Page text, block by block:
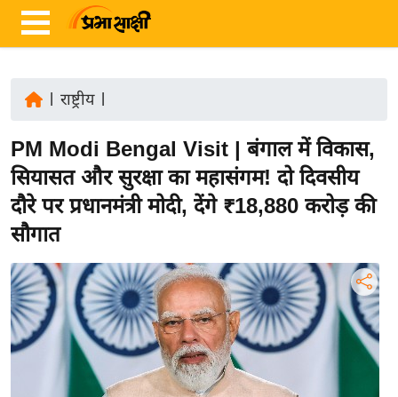
ज़ा
ख
ब
र
ष्ट्री
य
अं
त
राष्ट्रीय|
PM Modi Bengal Visit | बंगाल में विकास,
सियासत और सुरक्षा का महासंगम! दो दिवसीय
दौरे पर प्रधानमंत्री मोदी, देंगे ₹18,880 करोड़ की
सौगात